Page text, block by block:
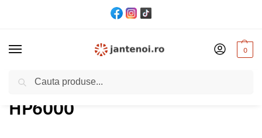
0
Acasă Produs Model / HP6000
HP6000